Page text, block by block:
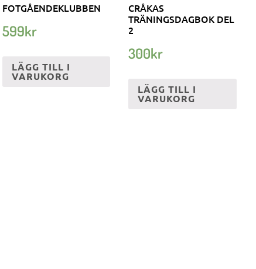
FOTGÅENDEKLUBBEN
599kr
LÄGG TILL I
VARUKORG
CRÅKAS
TRÄNINGSDAGBOK DEL
2
300kr
LÄGG TILL I
VARUKORG